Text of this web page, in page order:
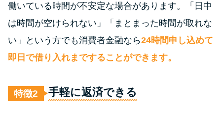
法2選
街金とは？絶対審査通る？借金
に悩む人へ街金をおすすめしな
い理由
質屋でお金を借りるには？年利
働いている時間が不安定な場合があります。「日中
は時間が空けられない」「まとまった時間が取れな
い」という方でも消費者金融なら24時間申し込めて
即日で借り入れまですることができます。
特徴 手軽に返済できる